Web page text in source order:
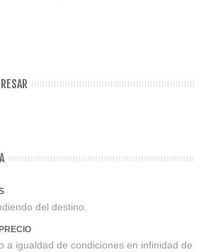
del destino.
a igualdad de condiciones en infinidad de